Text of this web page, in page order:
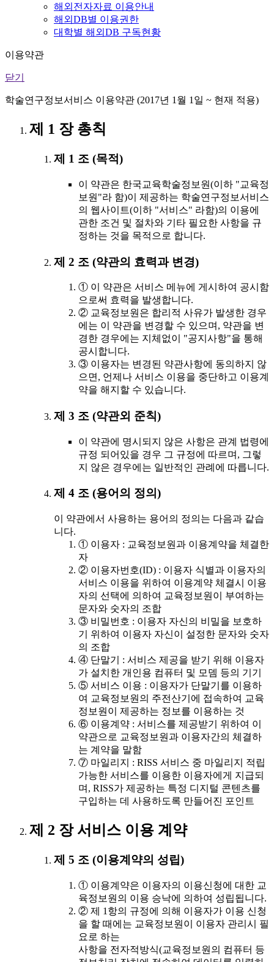
해외전자자료 이용안내
해외DB별 이용권한
대학별 해외DB 구독현황
이용약관
닫기
학술연구정보서비스 이용약관 (2017년 1월 1일 ~ 현재 적용)
제 1 장 총칙
제 1 조 (목적)
이 약관은 한국교육학술정보원(이하 "교육정
보원"라 함)이 제공하는 학술연구정보서비스
의 웹사이트(이하 "서비스" 라함)의 이용에
관한 조건 및 절차와 기타 필요한 사항을 규
정하는 것을 목적으로 합니다.
제 2 조 (약관의 효력과 변경)
① 이 약관은 서비스 메뉴에 게시하여 공시함
으로써 효력을 발생합니다.
② 교육정보원은 합리적 사유가 발생한 경우
에는 이 약관을 변경할 수 있으며, 약관을 변
경한 경우에는 지체없이 "공지사항"을 통해
공시합니다.
③ 이용자는 변경된 약관사항에 동의하지 않
으면, 언제나 서비스 이용을 중단하고 이용계
약을 해지할 수 있습니다.
제 3 조 (약관외 준칙)
이 약관에 명시되지 않은 사항은 관계 법령에
규정 되어있을 경우 그 규정에 따르며, 그렇
지 않은 경우에는 일반적인 관례에 따릅니다.
제 4 조 (용어의 정의)
이 약관에서 사용하는 용어의 정의는 다음과 같습
니다.
① 이용자 : 교육정보원과 이용계약을 체결한
자
② 이용자번호(ID) : 이용자 식별과 이용자의
서비스 이용을 위하여 이용계약 체결시 이용
자의 선택에 의하여 교육정보원이 부여하는
문자와 숫자의 조합
③ 비밀번호 : 이용자 자신의 비밀을 보호하
기 위하여 이용자 자신이 설정한 문자와 숫자
의 조합
④ 단말기 : 서비스 제공을 받기 위해 이용자
가 설치한 개인용 컴퓨터 및 모뎀 등의 기기
⑤ 서비스 이용 : 이용자가 단말기를 이용하
여 교육정보원의 주전산기에 접속하여 교육
정보원이 제공하는 정보를 이용하는 것
⑥ 이용계약 : 서비스를 제공받기 위하여 이
약관으로 교육정보원과 이용자간의 체결하
는 계약을 말함
⑦ 마일리지 : RISS 서비스 중 마일리지 적립
가능한 서비스를 이용한 이용자에게 지급되
며, RISS가 제공하는 특정 디지털 콘텐츠를
구입하는 데 사용하도록 만들어진 포인트
제 2 장 서비스 이용 계약
제 5 조 (이용계약의 성립)
① 이용계약은 이용자의 이용신청에 대한 교
육정보원의 이용 승낙에 의하여 성립됩니다.
② 제 1항의 규정에 의해 이용자가 이용 신청
을 할 때에는 교육정보원이 이용자 관리시 필
요로 하는
사항을 전자적방식(교육정보원의 컴퓨터 등